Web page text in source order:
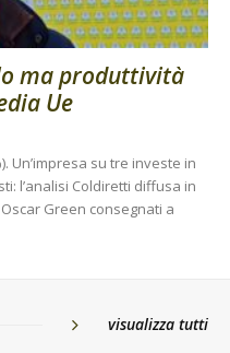
ma produttività
Ue
Un’impresa su tre investe in
l’analisi Coldiretti diffusa in
Green consegnati a
visualizza tutti